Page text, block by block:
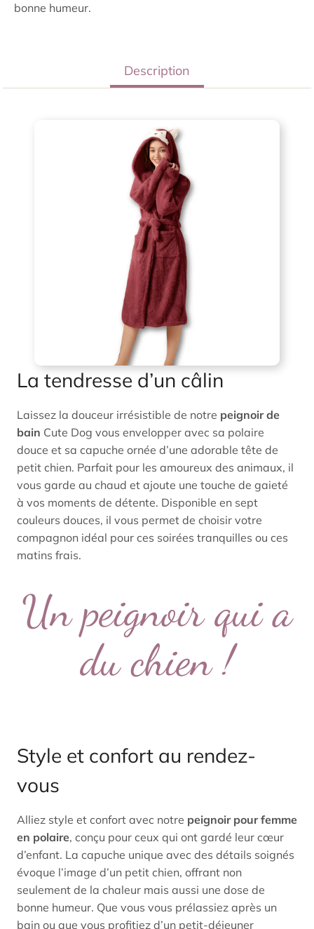
bonne humeur.
Description
La tendresse d’un câlin
Laissez la douceur irrésistible de notre peignoir de
bain Cute Dog vous envelopper avec sa polaire
douce et sa capuche ornée d’une adorable tête de
petit chien. Parfait pour les amoureux des animaux, il
vous garde au chaud et ajoute une touche de gaieté
à vos moments de détente. Disponible en sept
couleurs douces, il vous permet de choisir votre
compagnon idéal pour ces soirées tranquilles ou ces
matins frais.
Un peignoir qui a
du chien !
Style et confort au rendez-
vous
Alliez style et confort avec notre peignoir pour femme
en polaire, conçu pour ceux qui ont gardé leur cœur
d’enfant. La capuche unique avec des détails soignés
évoque l’image d’un petit chien, offrant non
seulement de la chaleur mais aussi une dose de
bonne humeur. Que vous vous prélassiez après un
bain ou que vous profitiez d’un petit-déjeuner